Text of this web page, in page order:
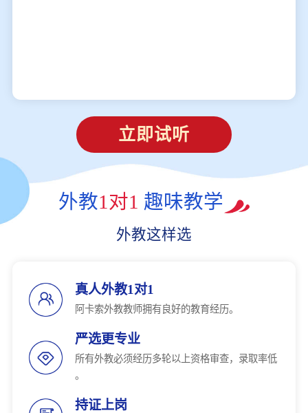
立即试听
外教1对1 趣味教学
外教这样选
真人外教1对1
阿卡索外教教师拥有良好的教育经历。
严选更专业
所有外教必须经历多轮以上资格审查，录取率低
。
持证上岗